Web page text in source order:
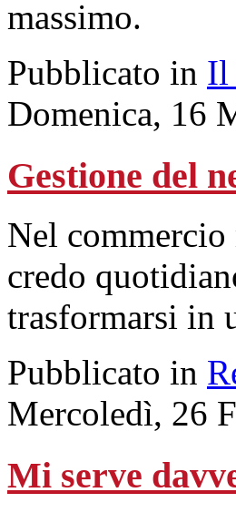
massimo.
Pubblicato in Il
Domenica, 16
Gestione del
Nel
credo
trasformarsi in
Pubblicato in
Mercoledì, 26
Mi serve